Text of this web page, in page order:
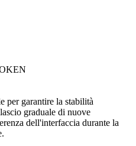
per garantire la stabilità
graduale di nuove
dell'interfaccia durante la